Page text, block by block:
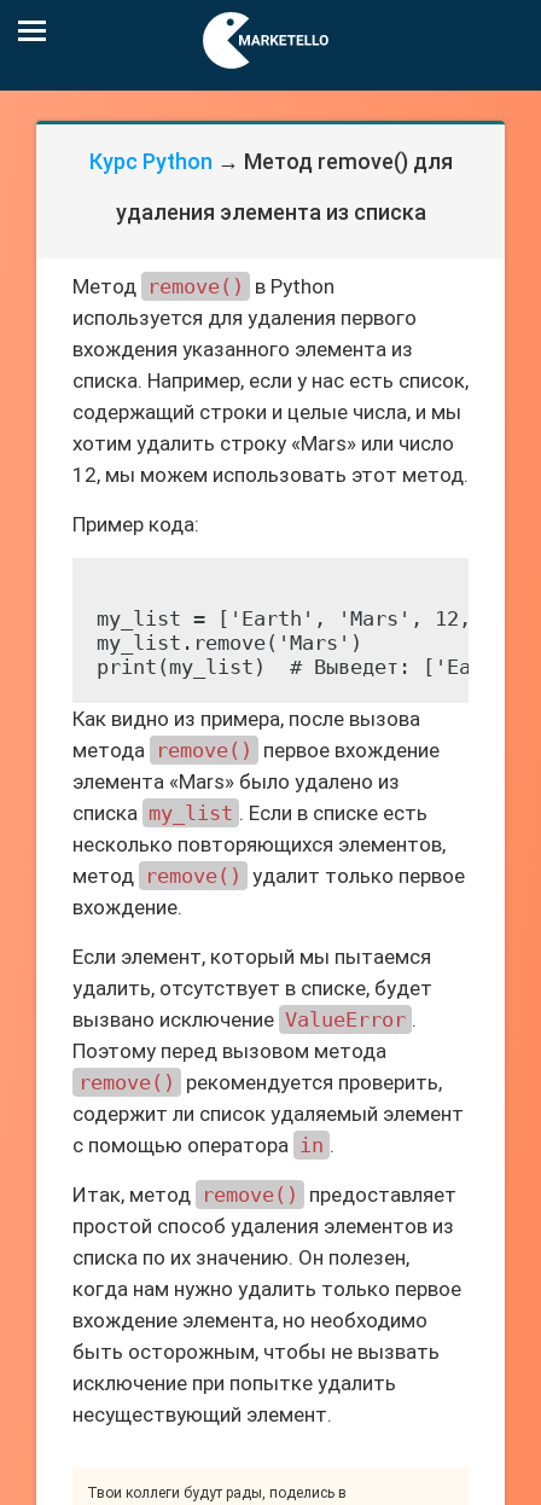
Курс Python → Метод remove() для
удаления элемента из списка
Метод remove()
в Python
используется для удаления первого
вхождения указанного элемента из
списка. Например, если у нас есть список,
содержащий строки и целые числа, и мы
хотим удалить строку «Mars» или число
12, мы можем использовать этот метод.
Пример кода:
my_list = ['Earth', 'Mars', 12, 24,
my_list.remove('Mars')
Как видно из примера, после вызова
метода remove()
первое вхождение
элемента «Mars» было удалено из
списка my_list . Если в списке есть
несколько повторяющихся элементов,
метод remove() удалит только первое
вхождение.
Если элемент, который мы пытаемся
удалить, отсутствует в списке, будет
вызвано исключение ValueError .
Поэтому перед вызовом метода
remove()
рекомендуется проверить,
содержит ли список удаляемый элемент
с помощью оператора in .
Итак, метод remove()
предоставляет
простой способ удаления элементов из
списка по их значению. Он полезен,
когда нам нужно удалить только первое
вхождение элемента, но необходимо
быть осторожным, чтобы не вызвать
исключение при попытке удалить
несуществующий элемент.
Твои коллеги будут рады, поделись в